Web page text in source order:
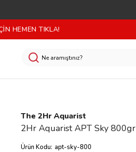
HEMEN TIKLA!
The 2Hr Aquarist
2Hr Aquarist APT Sky 800gr
Ürün Kodu: apt-sky-800